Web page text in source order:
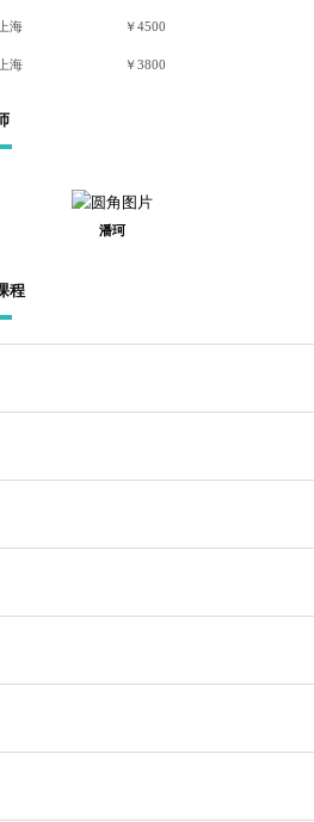
海 ￥4500
海 ￥3800
潘珂
程